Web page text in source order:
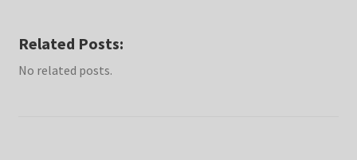
Related Posts:
No related posts.